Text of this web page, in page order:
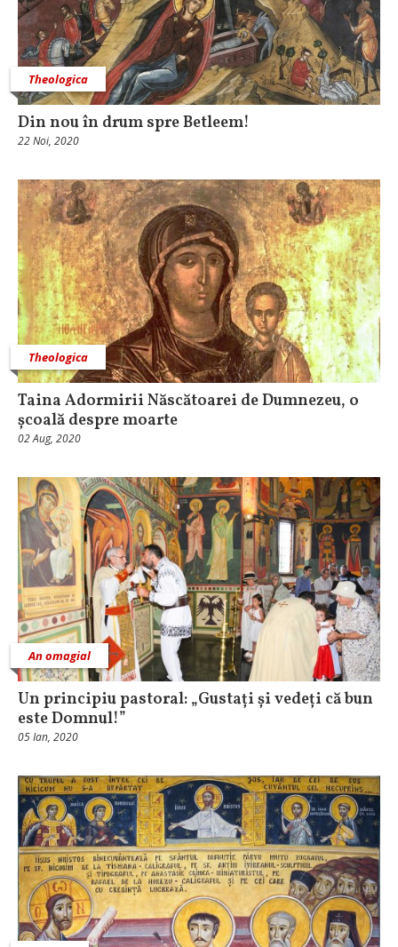
Theologica
Din nou în drum spre Betleem!
22 Noi, 2020
Theologica
Taina Adormirii Născătoarei de Dumnezeu, o
școală despre moarte
02 Aug, 2020
An omagial
Un principiu pastoral: „Gustați și vedeți că bun
este Domnul!”
05 Ian, 2020